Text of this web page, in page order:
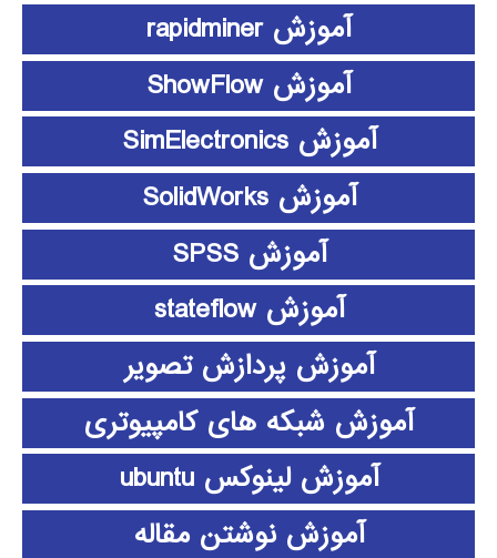
آموزش rapidminer
آموزش ShowFlow
آموزش SimElectronics
آموزش SolidWorks
آموزش SPSS
آموزش stateflow
آموزش پردازش تصویر
آموزش شبکه های کامپیوتری
آموزش لینوکس ubuntu
آموزش نوشتن مقاله